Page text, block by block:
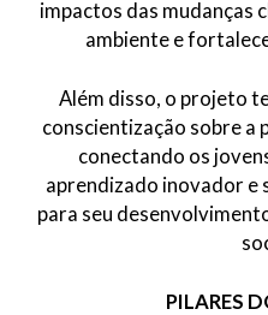
impactos das mudanças
ambiente e
Além disso, o projeto
conscientização sobre a
conectando os
aprendizado inovador e
para seu
PILARES